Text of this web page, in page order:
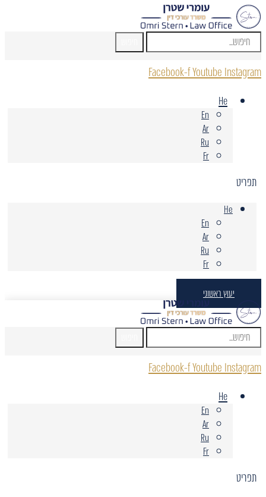
Facebook-fYoutube Instagram
He
En
Ar
Ru
Fr
תפריט
He
En
Ar
Ru
Fr
יעוץ ראשוני
Facebook-fYoutube Instagram
He
En
Ar
Ru
Fr
תפריט